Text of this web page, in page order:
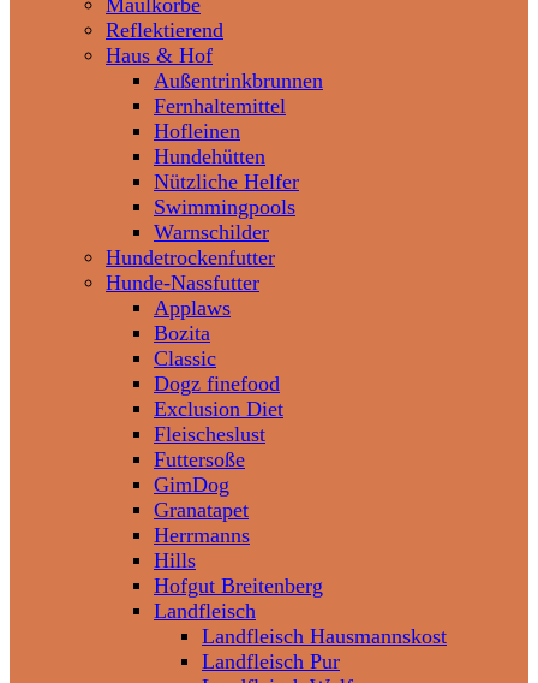
Maulkörbe
Reflektierend
Haus & Hof
Außentrinkbrunnen
Fernhaltemittel
Hofleinen
Hundehütten
Nützliche Helfer
Swimmingpools
Warnschilder
Hundetrockenfutter
Hunde-Nassfutter
Applaws
Bozita
Classic
Dogz finefood
Exclusion Diet
Fleischeslust
Futtersoße
GimDog
Granatapet
Herrmanns
Hills
Hofgut Breitenberg
Landfleisch
Landfleisch Hausmannskost
Landfleisch Pur